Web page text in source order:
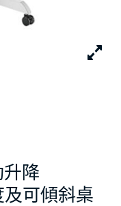
降
可傾斜桌